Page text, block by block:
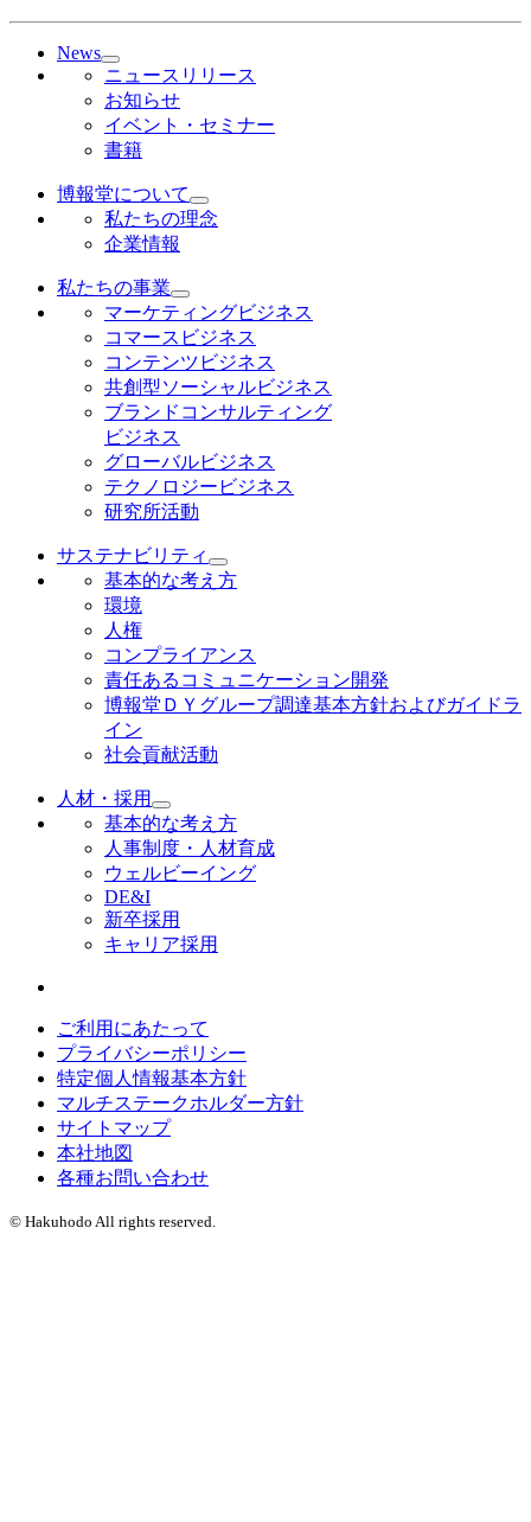
News
ニュースリリース
お知らせ
イベント・セミナー
書籍
博報堂について
私たちの理念
企業情報
私たちの事業
マーケティングビジネス
コマースビジネス
コンテンツビジネス
共創型ソーシャルビジネス
ブランドコンサルティング
ビジネス
グローバルビジネス
テクノロジービジネス
研究所活動
サステナビリティ
基本的な考え方
環境
人権
コンプライアンス
責任あるコミュニケーション開発
博報堂ＤＹグループ調達基本方針およびガイドラ
イン
社会貢献活動
人材・採用
基本的な考え方
人事制度・人材育成
ウェルビーイング
DE&I
新卒採用
キャリア採用
ご利用にあたって
プライバシーポリシー
特定個人情報基本方針
マルチステークホルダー方針
サイトマップ
本社地図
各種お問い合わせ
© Hakuhodo All rights reserved.